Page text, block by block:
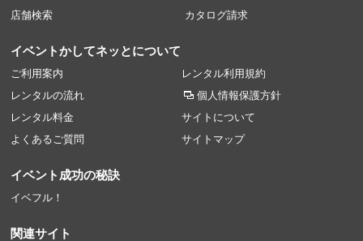
店舗検索
カタログ請求
イベントかしてネッとについて
ご利用案内
レンタルの流れ
レンタル料金
よくあるご質問
レンタル利用規約
個人情報保護方針
サイトについて
サイトマップ
イベント成功の秘訣
イベフル！
関連サイト